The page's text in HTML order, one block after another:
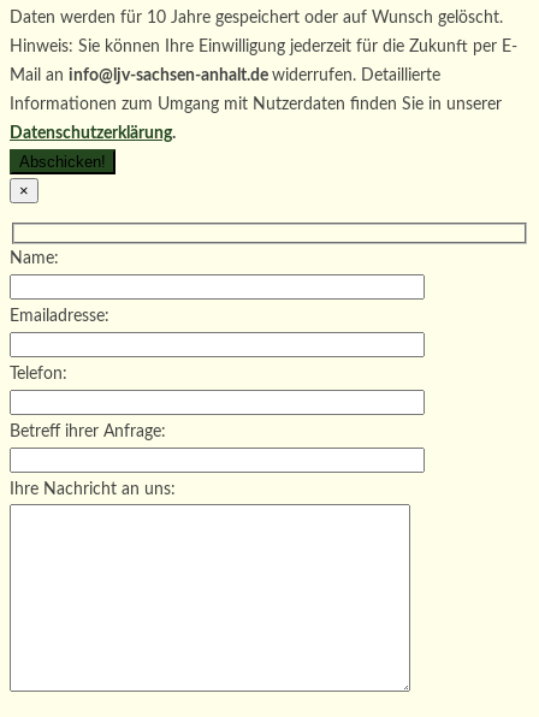
Daten werden für 10 Jahre gespeichert oder auf Wunsch gelöscht.
Hinweis: Sie können Ihre Einwilligung jederzeit für die Zukunft per E-
Mail an info@ljv-sachsen-anhalt.de widerrufen. Detaillierte
Informationen zum Umgang mit Nutzerdaten finden Sie in unserer
Datenschutzerklärung.
×
Name:
Emailadresse:
Telefon:
Betreff ihrer Anfrage:
Ihre Nachricht an uns: